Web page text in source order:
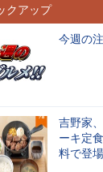
クアップ
今週の
吉野家
ーキ定
料で登場